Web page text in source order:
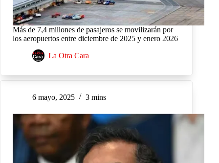
Más de 7,4 millones de pasajeros se movilizarán por
los aeropuertos entre diciembre de 2025 y enero 2026
La Otra Cara
6 mayo, 2025 3 mins